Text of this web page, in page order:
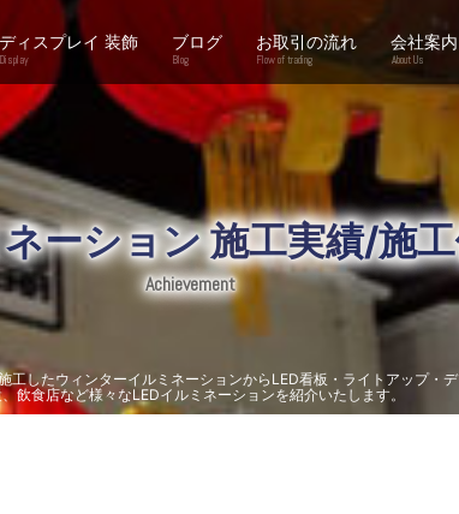
ディスプレイ 装飾
Display
ブログ
Blog
お取引の流れ
Flow of trading
会社案内
About Us
ーション 施工実績/施
Achievement
したウィンターイルミネーションからLED看板・ライトアップ
飲食店など様々なLEDイルミネーションを紹介いたします。